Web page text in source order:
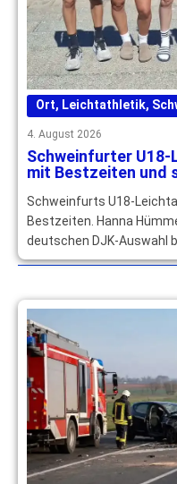
Ort, Leichtathletik,
4. August 2026
Schweinfurter
mit Bestzeiten und
Schweinfurts U18-
Bestzeiten. Hanna
deutschen DJK-Auswahl